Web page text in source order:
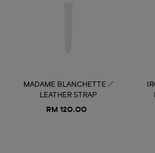
MADAME BLANCHETTE /
LEATHER STRAP
RM 120.00